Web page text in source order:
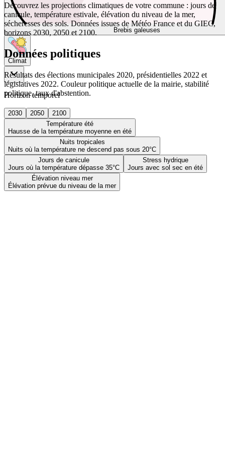
Brebis galeuses
Climat
Horizon temporel
2030 2050
2100
Température été
Hausse de la température moyenne en été
Nuits tropicales
Nuits où la température ne descend pas sous 20°C
Jours de canicule
Jours où la température dépasse 35°C
Stress hydrique
Jours avec sol sec en été
Élévation niveau mer
Élévation prévue du niveau de la mer
Découvrez les projections climatiques de votre commune : jours de
canicule, température estivale, élévation du niveau de la mer,
sécheresses des sols. Données issues de Météo France et du GIEC,
horizons 2030, 2050 et 2100.
Données politiques
Résultats des élections municipales 2020, présidentielles 2022 et
législatives 2022. Couleur politique actuelle de la mairie, stabilité
politique, taux d'abstention.